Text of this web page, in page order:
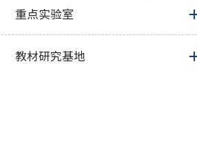
重点实验室
教材研究基地